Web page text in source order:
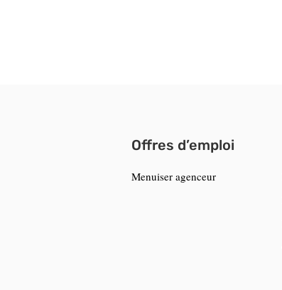
Offres d’emploi
Menuiser agenceur